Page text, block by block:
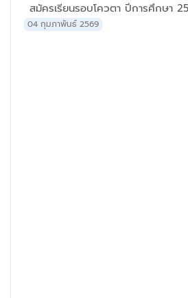
สมัครเรียนรอบโควตา ปีการศึกษา
04 กุมภาพันธ์ 2569